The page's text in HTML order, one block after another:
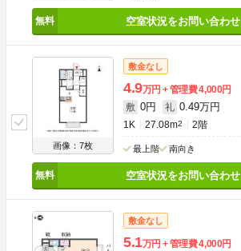
空室状況をお問い合わせ
画像：7枚
敷金なし
4.9万円 管理費4,000円
敷 0円 礼 0.49万円
1K 27.08m2 2階
最上階 南向き
空室状況をお問い合わせ
敷金なし
5.1万円 管理費4,000円